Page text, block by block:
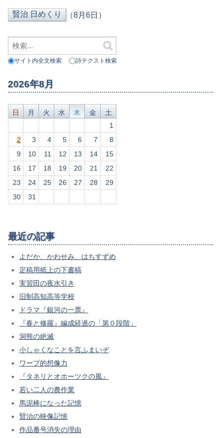
（8月6日）
サイト内全文検索 詩テクスト検索
2026年8月
日 月 火 水 木 金
土
1
2
3 4 5 6 7
8
9
10 11 12 13 14
15
16
17 18 19 20 21
22
23
24 25 26 27 28
29
30
31
最近の記事
よだか、かわせみ、はちすずめ
定稿用紙上の下書稿
実習田の夜水引き
旧制高知高等学校
ドラマ『銀河の一票』
『春と修羅』編成経過の「第０段階」
洞熊の絶滅
小しゃくなことを言ふまいぞ
ワープ的想像力
『タネリとオホーツクの風』
若い二人の農作業
馬泥棒になった記憶
賢治の映像記憶
作品番号消失の理由